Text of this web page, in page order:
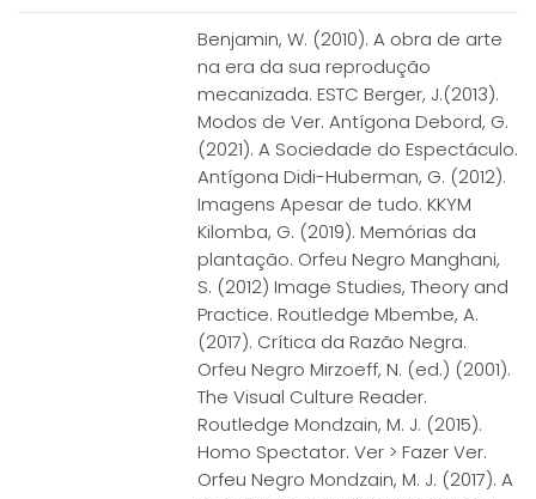
Benjamin, W. (2010). A obra de arte
na era da sua reprodução
mecanizada. ESTC Berger, J.(2013).
Modos de Ver. Antígona Debord, G.
(2021). A Sociedade do Espectáculo.
Antígona Didi-Huberman, G. (2012).
Imagens Apesar de tudo. KKYM
Kilomba, G. (2019). Memórias da
plantação. Orfeu Negro Manghani,
S. (2012) Image Studies, Theory and
Practice. Routledge Mbembe, A.
(2017). Crítica da Razão Negra.
Orfeu Negro Mirzoeff, N. (ed.) (2001).
The Visual Culture Reader.
Routledge Mondzain, M. J. (2015).
Homo Spectator. Ver > Fazer Ver.
Orfeu Negro Mondzain, M. J. (2017). A